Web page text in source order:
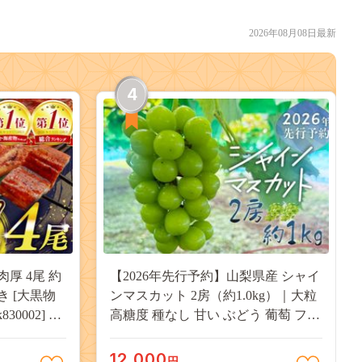
2026年08月08日最新
厚 4尾 約
[大黒物
不
かば焼
4
【2026年先行予約】山梨県産 シャイ
ンマスカット 2房（約1.0kg）｜大粒
高糖度 種なし 甘い ぶどう 葡萄 フル
JX003